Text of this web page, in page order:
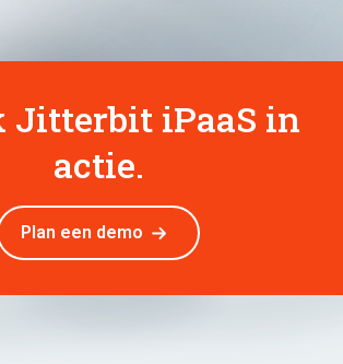
Jitterbit iPaaS in
actie.
Plan een demo